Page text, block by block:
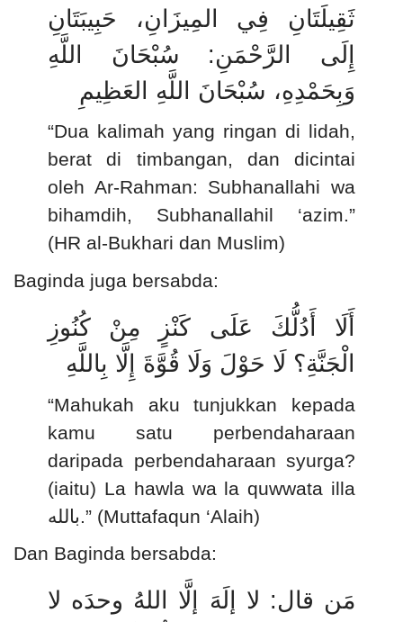
ثَقِيلَتَانِ فِي المِيزَانِ، حَبِيبَتَانِ
إِلَى الرَّحْمَنِ: سُبْحَانَ اللَّهِ
وَبِحَمْدِهِ، سُبْحَانَ اللَّهِ العَظِيمِ
“Dua kalimah yang ringan di lidah,
berat di timbangan, dan dicintai
oleh Ar-Rahman: Subhanallahi wa
bihamdih, Subhanallahil ‘azim.”
(HR al-Bukhari dan Muslim)
Baginda juga bersabda:
أَلَا أَدُلُّكَ عَلَى كَنْزٍ مِنْ كُنُوزِ
الْجَنَّةِ؟ لَا حَوْلَ وَلَا قُوَّةَ إِلَّا بِاللَّهِ
“Mahukah aku tunjukkan kepada
kamu satu perbendaharaan
daripada perbendaharaan syurga?
(iaitu) La hawla wa la quwwata illa
بالله.” (Muttafaqun ‘Alaih)
Dan Baginda bersabda:
مَن قال: لا إلَهَ إلَّا اللهُ وحدَه لا